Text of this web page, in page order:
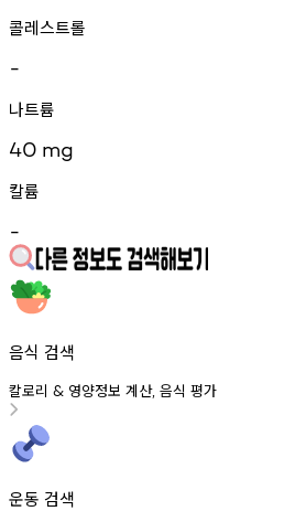
콜레스트롤
-
나트륨
40 mg
칼륨
-
음식 검색
칼로리 & 영양정보 계산, 음식 평가
운동 검색